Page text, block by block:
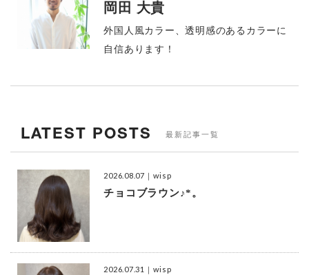
岡田 大貴
外国人風カラー、透明感のあるカラーに
自信あります！
LATEST POSTS 最新記事一覧
2026.08.07 ｜wisp
チョコブラウン♪*。
2026.07.31 ｜wisp